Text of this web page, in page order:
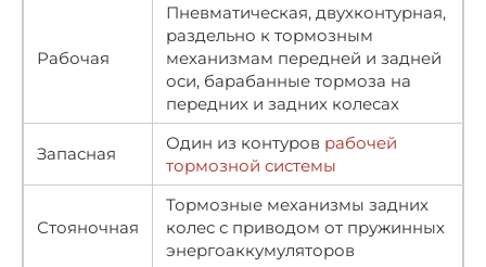
Рабочая
Пневматическая, двухконтурная,
раздельно к тормозным
механизмам передней и задней
оси, барабанные тормоза на
передних и задних колесах
Запасная
Один из контуров рабочей
тормозной системы
Стояночная
Тормозные механизмы задних
колес с приводом от пружинных
энергоаккумуляторов